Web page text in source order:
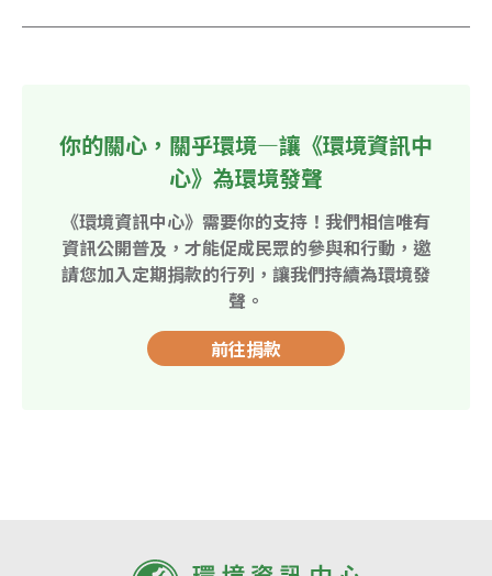
你的關心，關乎環境—讓《環境資訊中
心》為環境發聲
《環境資訊中心》需要你的支持！我們相信唯有
資訊公開普及，才能促成民眾的參與和行動，邀
請您加入定期捐款的行列，讓我們持續為環境發
聲。
前往捐款